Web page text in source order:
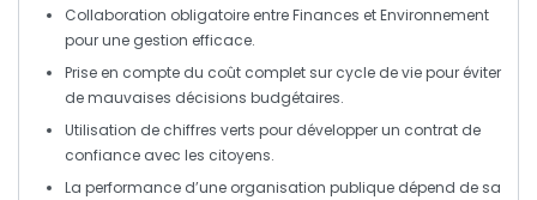
Collaboration obligatoire entreFinances etEnvironnement
pour une gestion efficace.
Prise en compte du coût complet sur cycle de vie pour éviter
de mauvaises décisions budgétaires.
Utilisation de chiffres verts pour développer un contrat de
confiance avec les citoyens.
La performance d’une organisation publique dépend de sa